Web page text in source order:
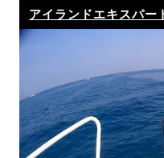
アイランドエキスパー